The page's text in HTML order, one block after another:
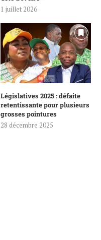
1 juillet 2026
Législatives 2025 : défaite
retentissante pour plusieurs
grosses pointures
28 décembre 2025